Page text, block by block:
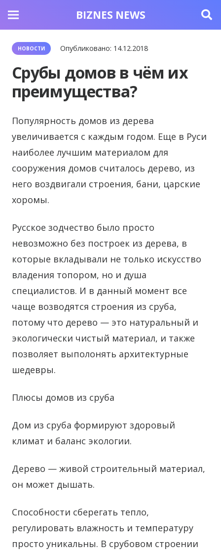
BIZNES NEWS
НОВОСТИ Опубликовано: 14.12.2018
Срубы домов в чём их
преимущества?
Популярность домов из дерева
увеличивается с каждым годом. Еще в Руси
наиболее лучшим материалом для
сооружения домов считалось дерево, из
него воздвигали строения, бани, царские
хоромы.
Русское зодчество было просто
невозможно без построек из дерева, в
которые вкладывали не только искусство
владения топором, но и душа
специалистов. И в данный момент все
чаще возводятся строения из сруба,
потому что дерево — это натуральный и
экологически чистый материал, и также
позволяет выполонять архитектурные
шедевры.
Плюсы домов из сруба
Дом из сруба формируют здоровый
климат и баланс экологии.
Дерево — живой строительный материал,
он может дышать.
Способности сберегать тепло,
регулировать влажность и температуру
просто уникальны. В срубовом строении